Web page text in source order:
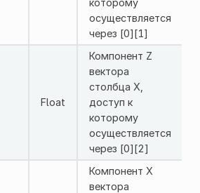
осуществляется
через [0][1]
Float
Компонент Z
вектора
столбца X,
доступ к
которому
осуществляется
через [0][2]
Компонент X
вектора